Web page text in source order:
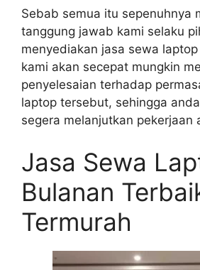
Sebab semua itu sepenuhnya
tanggung jawab kami selaku
menyediakan jasa sewa
kami akan secepat mungkin
penyelesaian terhadap
laptop tersebut, sehingga
segera melanjutkan pekerjaan
Jasa Sewa
Bulanan
Termurah